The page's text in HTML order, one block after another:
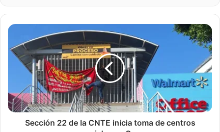
Sección 22 de la CNTE inicia toma de centros